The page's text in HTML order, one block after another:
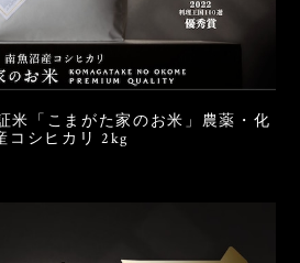
米「こまがた家のお米」農薬・化
コシヒカリ 2kg